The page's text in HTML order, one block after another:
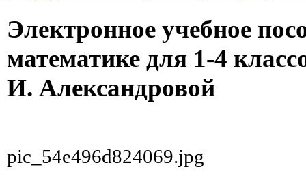
Электронное учебное
математике для 1-4
И. Александровой
pic_54e496d824069.jpg